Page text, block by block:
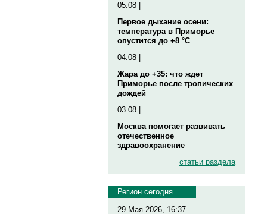
05.08 |
Первое дыхание осени:
температура в Приморье
опустится до +8 °C
04.08 |
Жара до +35: что ждет
Приморье после тропических
дождей
03.08 |
Москва помогает развивать
отечественное
здравоохранение
статьи раздела
Регион сегодня
29 Мая 2026, 16:37